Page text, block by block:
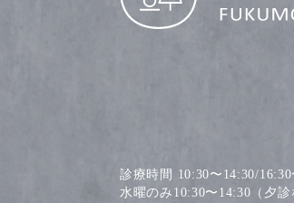
診療時間 10:30〜14:30/16:30
水曜のみ10:30〜14:30（夕